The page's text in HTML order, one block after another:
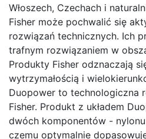
Włoszech, Czechach i
Fisher może pochwalić się
rozwiązań technicznych. Ich
trafnym rozwiązaniem w
Produkty Fisher odznaczają
wytrzymałością i
Duopower to technologiczna
Fisher. Produkt z układem
dwóch komponentów -
czemu optymalnie